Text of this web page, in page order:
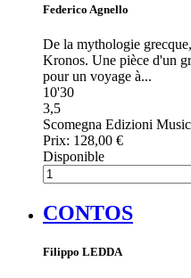
Federico Agnello
De la mythologie
Kronos. Une pièce d'un
pour un voyage à...
10'30
3,5
Scomegna Edizioni
Prix: 128,00 €
Disponible
CONTOS
Filippo LEDDA